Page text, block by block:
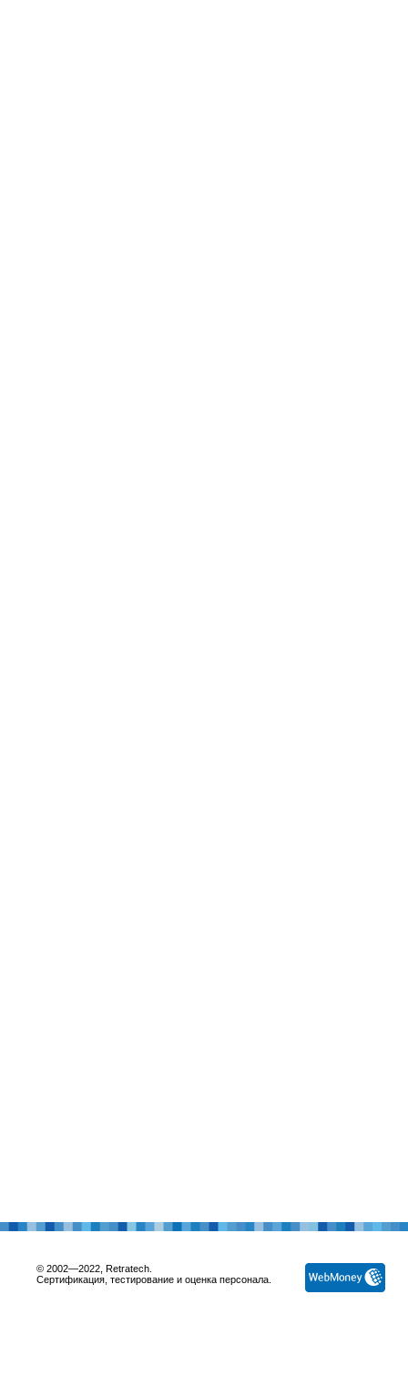
© 2002—2022, Retratech.
Сертификация, тестирование и оценка персонала.